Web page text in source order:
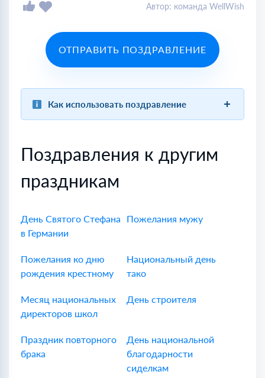
Автор: команда WellWish
ОТПРАВИТЬ ПОЗДРАВЛЕНИЕ
Как использовать поздравление
Поздравления к другим
праздникам
День Святого Стефана
в Германии
Пожелания мужу
Пожелания ко дню
рождения крестному
Национальный день
тако
Месяц национальных
директоров школ
День строителя
Праздник повторного
брака
День национальной
благодарности
сиделкам